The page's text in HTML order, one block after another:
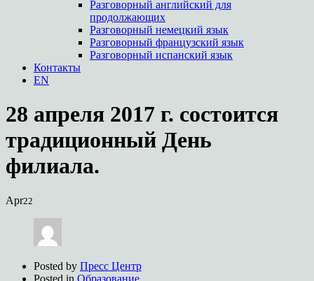
Разговорный английский для
продолжающих
Разговорный немецкий язык
Разговорный французский язык
Разговорный испанский язык
Контакты
EN
28 апреля 2017 г. состоится
традиционный День
филиала.
Apr22
Posted by Пресс Центр
Posted in Образование